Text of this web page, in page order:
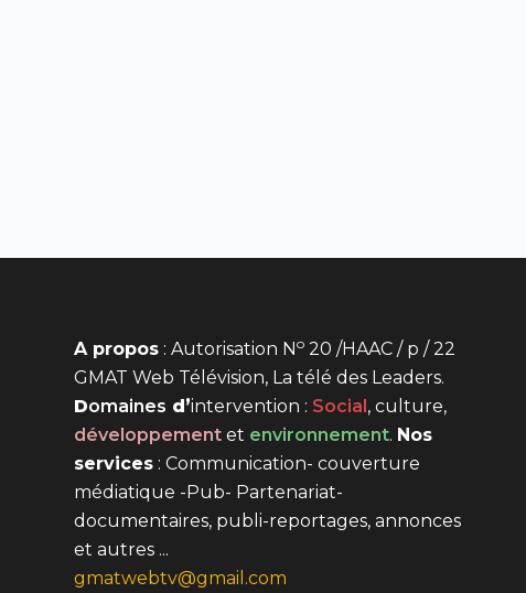
A propos : Autorisation No 20 /HAAC / p / 22
GMAT Web Télévision, La télé des Leaders.
Domaines d’intervention : Social, culture,
développement et environnement. Nos
services : Communication- couverture
médiatique -Pub- Partenariat-
documentaires, publi-reportages, annonces
et autres ...
gmatwebtv@gmail.com